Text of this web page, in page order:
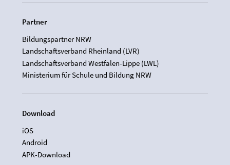
Partner
Bildungspartner NRW
Landschaftsverband Rheinland (LVR)
Landschaftsverband Westfalen-Lippe (LWL)
Ministerium für Schule und Bildung NRW
Download
iOS
Android
APK-Download